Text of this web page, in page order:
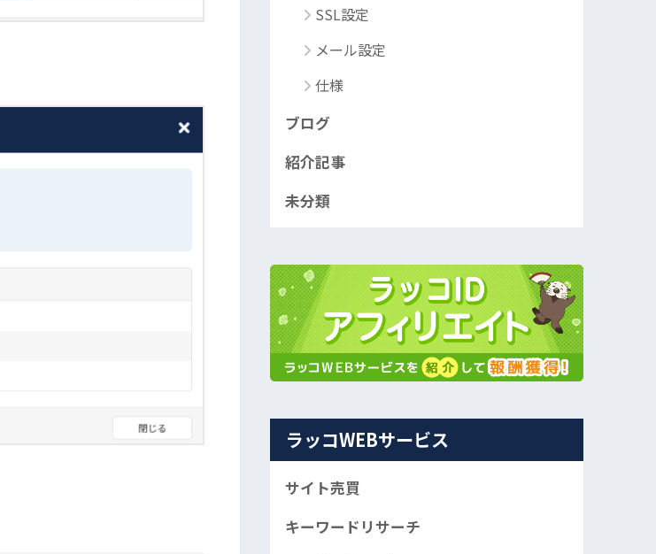
SSL設定
メール設定
仕様
ブログ
紹介記事
未分類
ラッコWEBサービス
サイト売買
キーワードリサーチ